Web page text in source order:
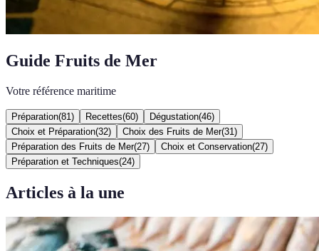
Guide Fruits de Mer
Votre référence maritime
Préparation(81 ) Recettes(60) Dégustation(46)
Choix et Préparation(32) Choix des Fruits de Mer(31 )
Préparation des Fruits de Mer(27) Choix et Conservation(27)
Préparation et Techniques(24)
Articles à la une